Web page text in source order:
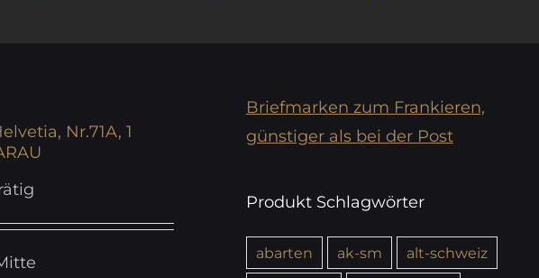
Nr.71A, 1
Briefmarken zum Frankieren,
günstiger als bei der Post
Produkt Schlagwörter
abarten ak-sm
alt-schweiz